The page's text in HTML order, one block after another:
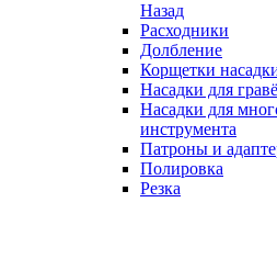
Назад
Расходники
Долбление
Корщетки
Насадки для
Насадки для
инструмента
Патроны и
Полировка
Резка